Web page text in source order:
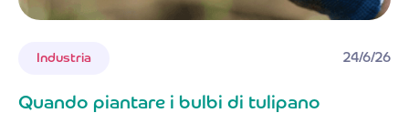
Industria 24/6/26
Quando piantare i bulbi di tulipano